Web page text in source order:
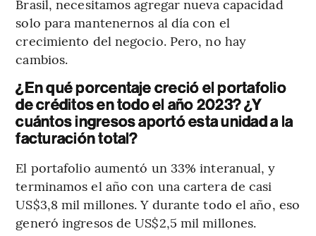
Brasil, necesitamos agregar nueva capacidad
solo para mantenernos al día con el
crecimiento del negocio. Pero, no hay
cambios.
¿En qué porcentaje creció el portafolio
de créditos en todo el año 2023? ¿Y
cuántos ingresos aportó esta unidad a la
facturación total?
El portafolio aumentó un 33% interanual, y
terminamos el año con una cartera de casi
US$3,8 mil millones. Y durante todo el año, eso
generó ingresos de US$2,5 mil millones.